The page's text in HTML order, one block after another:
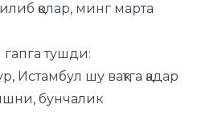
қолар, минг марта
тушди:
шу вақтга қадар
бунчалик